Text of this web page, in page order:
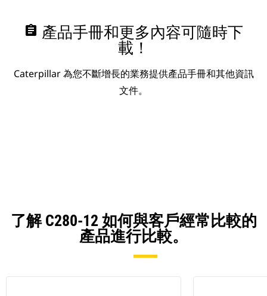
assignment 產品手冊和更多內容可隨時下
載！
Caterpillar 為您不斷增長的業務提供產品手冊和其他資訊
文件。
了解 C280-12 如何與客戶經常比較的
產品進行比較。